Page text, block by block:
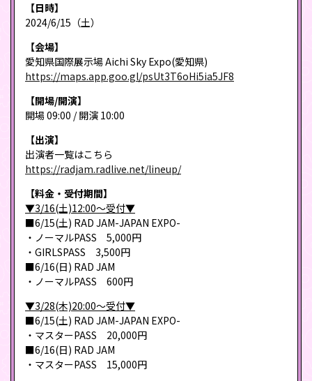
【日時】
2024/6/15（土）
【会場】
愛知県国際展示場 Aichi Sky Expo(愛知県)
https://maps.app.goo.gl/psUt3T6oHi5ia5JF8
【開場/開演】
開場 09:00 / 開演 10:00
【出演】
出演者一覧はこちら
https://radjam.radlive.net/lineup/
【料金・受付期間】
▼3/16(土)12:00～受付▼
■6/15(土) RAD JAM-JAPAN EXPO-
・ノーマルPASS 5,000円
・GIRLSPASS 3,500円
■6/16(日) RAD JAM
・ノーマルPASS 600円
▼3/28(木)20:00～受付▼
■6/15(土) RAD JAM-JAPAN EXPO-
・マスターPASS 20,000円
■6/16(日) RAD JAM
・マスターPASS 15,000円